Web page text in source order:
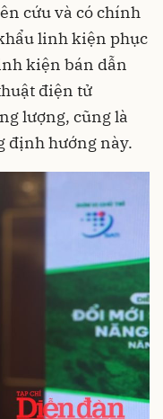
cứu và có chính
linh kiện phục
kiện bán dẫn
điện tử
lượng, cũng là
định hướng này.